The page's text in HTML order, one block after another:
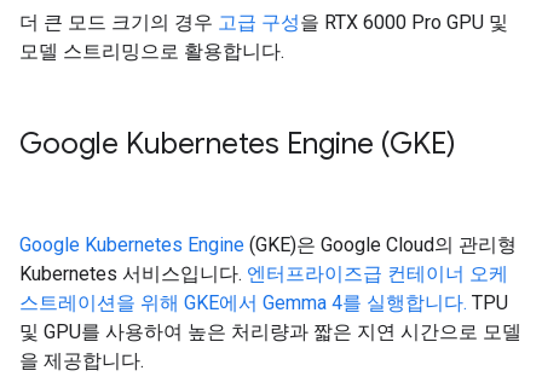
더 큰 모드 크기의 경우 고급 구성을 RTX 6000 Pro GPU 및
모델 스트리밍으로 활용합니다.
Google Kubernetes Engine (GKE)
Google Kubernetes Engine (GKE)은 Google Cloud의 관리형
Kubernetes 서비스입니다. 엔터프라이즈급 컨테이너 오케
스트레이션을 위해 GKE에서 Gemma 4를 실행합니다. TPU
및 GPU를 사용하여 높은 처리량과 짧은 지연 시간으로 모델
을 제공합니다.